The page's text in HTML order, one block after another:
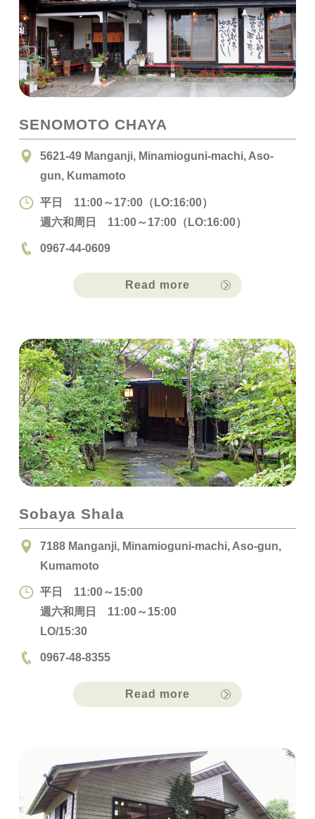
SENOMOTO CHAYA
Read more
5621-49 Manganji, Minamioguni-machi, Aso-
gun, Kumamoto
平日 11:00～17:00（LO:16:00）
週六和周日 11:00～17:00（LO:16:00）
0967-44-0609
Sobaya Shala
Read more
7188 Manganji, Minamioguni-machi, Aso-gun,
Kumamoto
平日 11:00～15:00
週六和周日 11:00～15:00
LO/15:30
0967-48-8355